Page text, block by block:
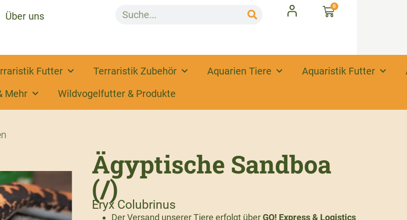
Über uns
0
Futter Terraristik Zubehör Aquarien Tiere Aquaristik Futter
Mehr Wildvogelfutter & Produkte
Ägyptische Sandboa
(/)
Eryx Colubrinus
Der Versand unserer Tiere erfolgt überGO! Express & Logistics